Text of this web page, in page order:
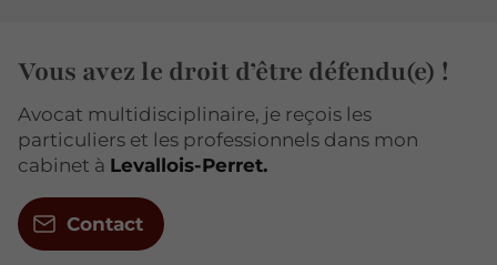
Vous avez le droit d’être défendu(e) !
Avocat multidisciplinaire, je reçois les
particuliers et les professionnels dans mon
cabinet à Levallois-Perret.
Contact